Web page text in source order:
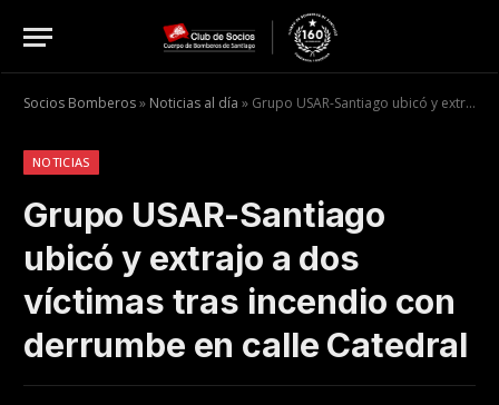
Socios Bomberos» Noticias al día » Grupo USAR-Santiago ubicó y extrajo a dos víctimas tras incendio con derrumbe en calle Catedral
NOTICIAS
Grupo USAR-Santiago
ubicó y extrajo a dos
víctimas tras incendio con
derrumbe en calle Catedral